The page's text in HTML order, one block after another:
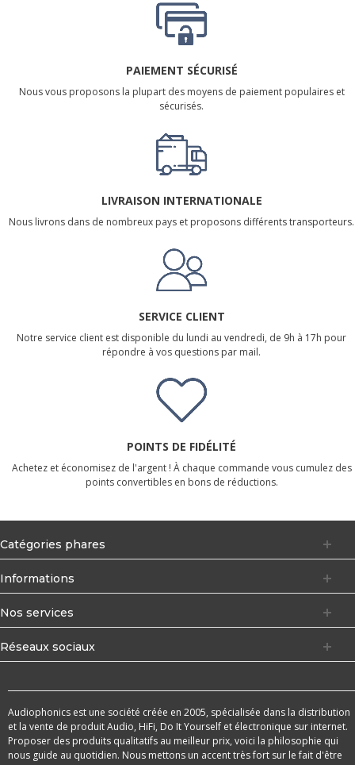
PAIEMENT SÉCURISÉ
Nous vous proposons la plupart des moyens de paiement populaires et
sécurisés.
LIVRAISON INTERNATIONALE
Nous livrons dans de nombreux pays et proposons différents transporteurs.
SERVICE CLIENT
Notre service client est disponible du lundi au vendredi, de 9h à 17h pour
répondre à vos questions par mail.
POINTS DE FIDÉLITÉ
Achetez et économisez de l'argent ! À chaque commande vous cumulez des
points convertibles en bons de réductions.
Catégories phares
Informations
Nos services
Réseaux sociaux
Audiophonics est une société créée en 2005, spécialisée dans la distribution
et la vente de produit Audio, HiFi, Do It Yourself et électronique sur internet.
Proposer des produits qualitatifs au meilleur prix, voici la philosophie qui
nous guide au quotidien. Nous mettons un accent très fort sur le fait d'être